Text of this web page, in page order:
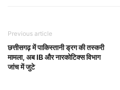
Previous article
छत्तीसगढ़ में पाकिस्तानी ड्रग की तस्करी
मामला, अब IB और नारकोटिक्स विभाग
जांच में जुटे